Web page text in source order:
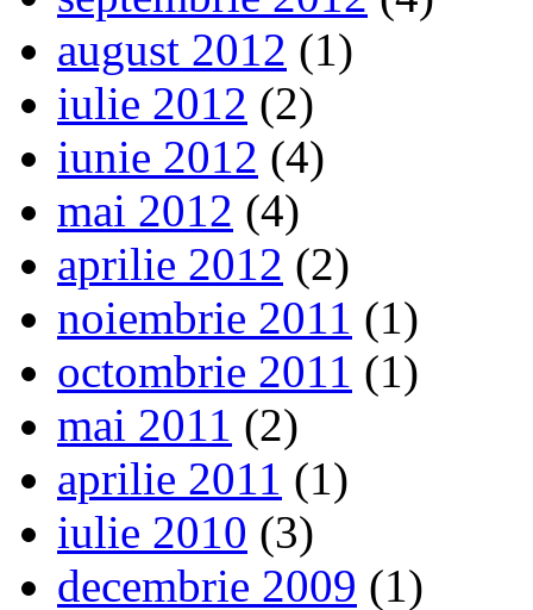
august 2012 (1)
iulie 2012 (2)
iunie 2012 (4)
mai 2012 (4)
aprilie 2012 (2)
noiembrie 2011 (1)
octombrie 2011 (1)
mai 2011 (2)
aprilie 2011 (1)
iulie 2010 (3)
decembrie 2009 (1)